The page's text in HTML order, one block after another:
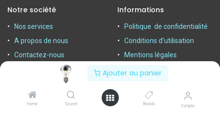
Ajouter au panier
Home Search Brands Compte
Notre société
Nos services
A propos de nous
Contactez-nous
Informations
Politique de confidentialité
Conditions d'utilisation
Mentions légales